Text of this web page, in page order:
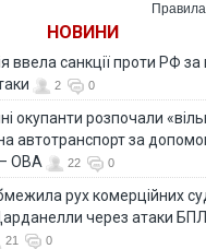
НОВИНИ
ввела санкції проти РФ
2 0
окупанти розпочали
автотранспорт за
ОВА
22 0
рух комерційних
через атаки
21 0